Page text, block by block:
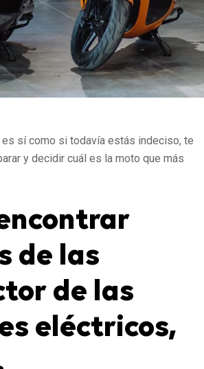
sí como si todavía estás indeciso, te
y decidir cuál es la moto que más
de las
de las
eléctricos,